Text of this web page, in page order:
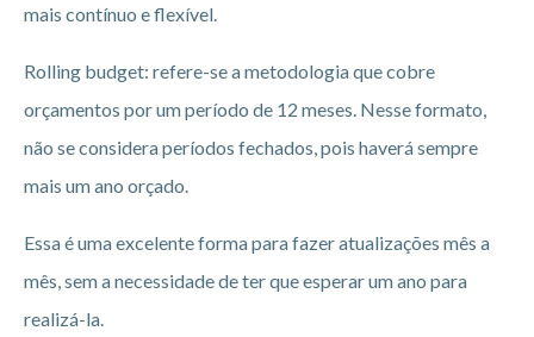
mais contínuo e flexível.
Rolling budget: refere-se a metodologia que cobre
orçamentos por um período de 12 meses. Nesse formato,
não se considera períodos fechados, pois haverá sempre
mais um ano orçado.
Essa é uma excelente forma para fazer atualizações mês a
mês, sem a necessidade de ter que esperar um ano para
realizá-la.